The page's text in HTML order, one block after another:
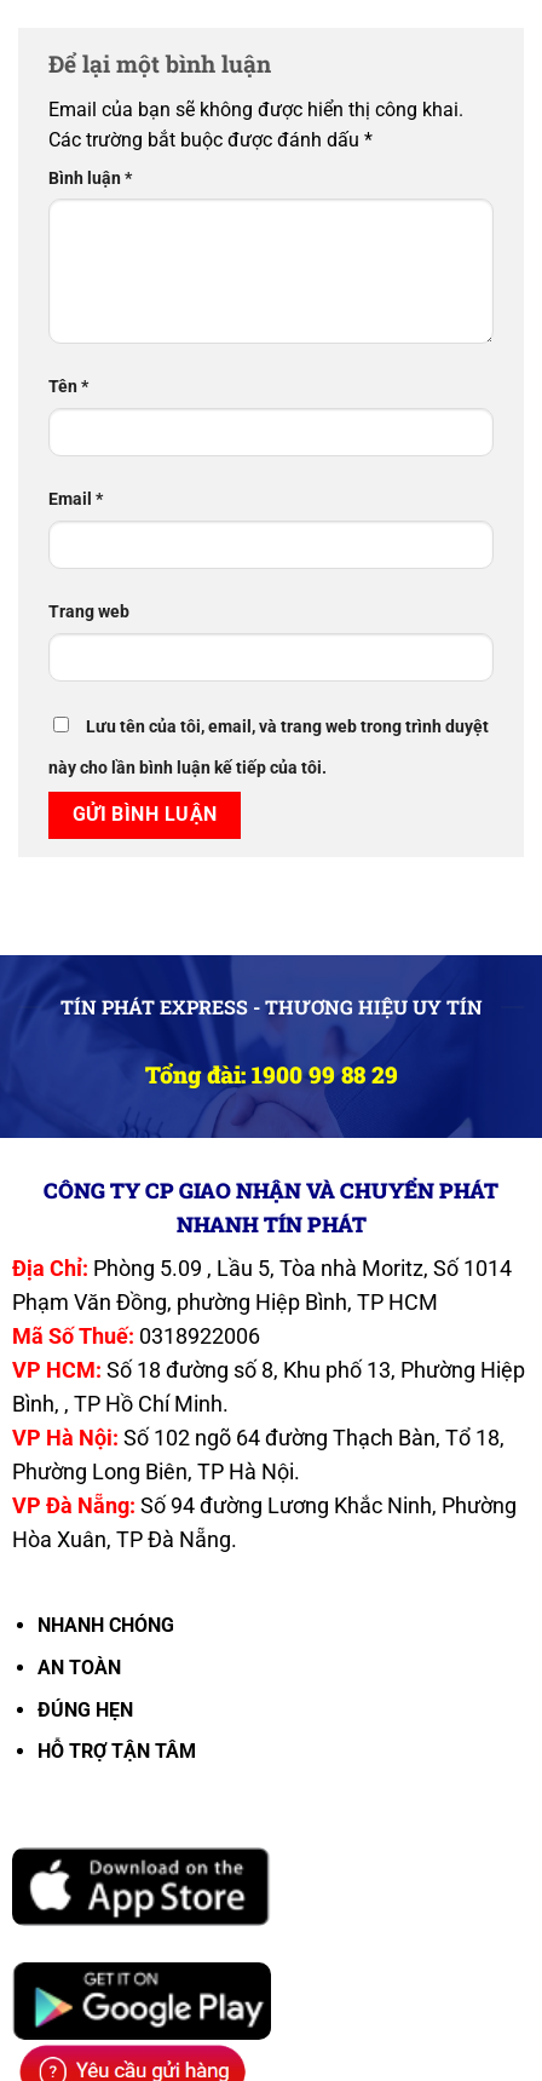
Để lại một bình luận
Email của bạn sẽ không được hiển thị công khai.
Các trường bắt buộc được đánh dấu *
Bình luận*
Tên*
Email *
Trang web
Lưu tên của tôi, email, và trang web trong trình duyệt
này cho lần bình luận kế tiếp của tôi.
TÍN PHÁT EXPRESS - THƯƠNG HIỆU UY TÍN
Tổng đài: 1900 99 88 29
CÔNG TY CP GIAO NHẬN VÀ CHUYỂN PHÁT
NHANH TÍN PHÁT
Địa Chỉ: Phòng 5.09 , Lầu 5, Tòa nhà Moritz, Số 1014
Phạm Văn Đồng, phường Hiệp Bình, TP HCM
Mã Số Thuế: 0318922006
VP HCM: Số 18 đường số 8, Khu phố 13, Phường Hiệp
Bình, , TP Hồ Chí Minh.
VP Hà Nội: Số 102 ngõ 64 đường Thạch Bàn, Tổ 18,
Phường Long Biên, TP Hà Nội.
VP Đà Nẵng: Số 94 đường Lương Khắc Ninh, Phường
Hòa Xuân, TP Đà Nẵng.
NHANH CHÓNG
AN TOÀN
ĐÚNG HẸN
HỖ TRỢ TẬN TÂM